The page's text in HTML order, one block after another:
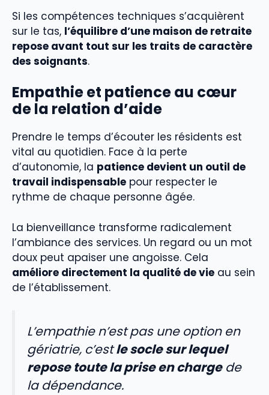
Si les compétences techniques s’acquièrent
sur le tas, l’équilibre d’une maison de retraite
repose avant tout sur les traits de caractère
des soignants.
Empathie et patience au cœur
de la relation d’aide
Prendre le temps d’écouter les résidents est
vital au quotidien. Face à la perte
d’autonomie, la patience devient un outil de
travail indispensable pour respecter le
rythme de chaque personne âgée.
La bienveillance transforme radicalement
l’ambiance des services. Un regard ou un mot
doux peut apaiser une angoisse. Cela
améliore directement la qualité de vie au sein
de l’établissement.
L’empathie n’est pas une option en
gériatrie, c’estle socle sur lequel
repose toute la prise en chargede
la dépendance.